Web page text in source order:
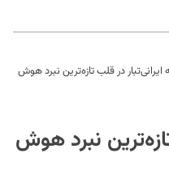
در قلب تازه‌ترین نبرد هوش
نبرد هوش